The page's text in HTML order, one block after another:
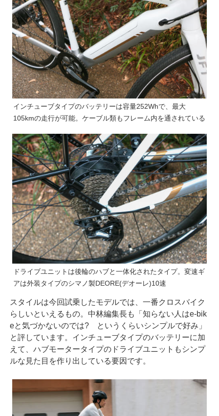
インチューブタイプのバッテリーは容量252Whで、最大
105kmの走行が可能。ケーブル類もフレーム内を通されている
ドライブユニットは後輪のハブと一体化されたタイプ。変速ギ
アは外装タイプのシマノ製DEORE(デオーレ)10速
スタイルは今回試乗したモデルでは、一番クロスバイク
らしいといえるもの。中林編集長も「知らない人はe-bik
eと気づかないのでは? というくらいシンプルで好み」
と評しています。インチューブタイプのバッテリーに加
えて、ハブモータータイプのドライブユニットもシンプ
ルな見た目を作り出している要因です。